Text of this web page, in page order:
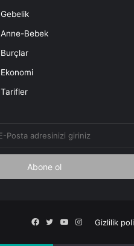
Gebelik
Anne-Bebek
Burçlar
Ekonomi
Tarifler
Gizlilik
Facebook
X YouTube
Instagram